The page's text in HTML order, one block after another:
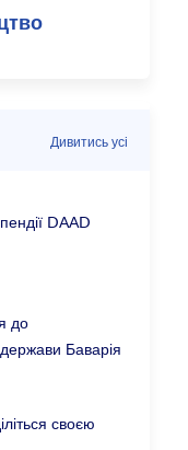
Дивитись усі
DAAD
до
Баварія
своєю